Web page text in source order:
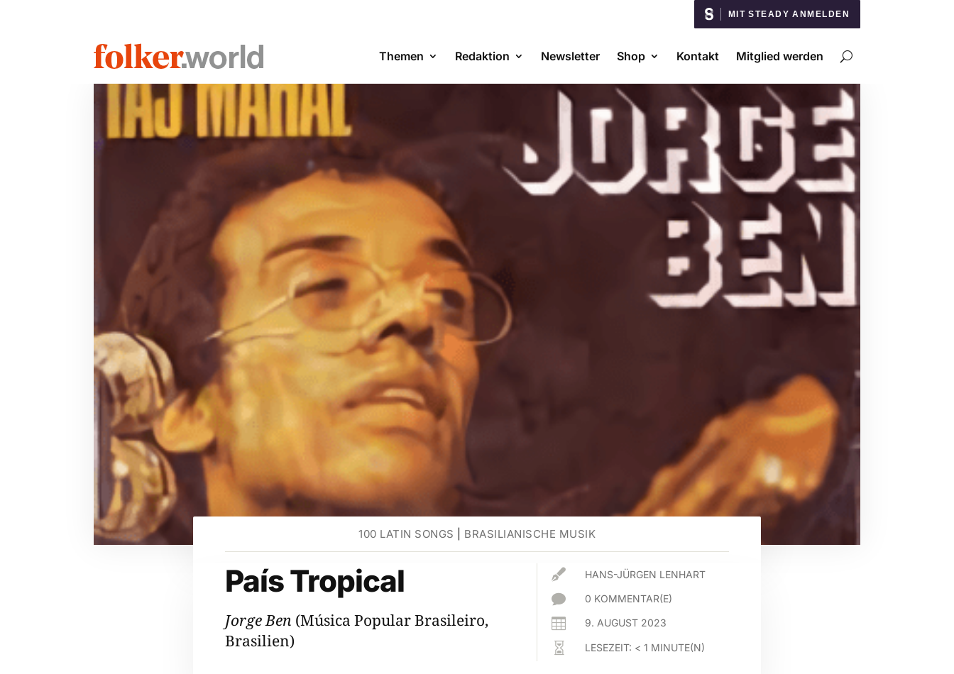
MIT STEADY ANMELDEN
Themen Redaktion Newsletter Shop Kontakt Mitglied werden
100 LATIN SONGS BRASILIANISCHE MUSIK
País Tropical
Jorge Ben (Música Popular Brasileiro,
Brasilien)
 HANS-JÜRGEN LENHART
 0 KOMMENTAR(E)
 9. AUGUST 2023
 LESEZEIT: < 1 MINUTE(N)